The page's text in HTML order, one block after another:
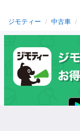
ジモティー 中古車